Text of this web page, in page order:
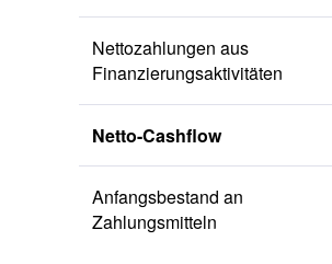
Nettozahlungen aus
Finanzierungsaktivitäten
Netto-Cashflow
Anfangsbestand an
Zahlungsmitteln